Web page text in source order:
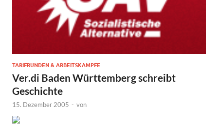
TARIFRUNDEN & ARBEITSKÄMPFE
Ver.di Baden Württemberg schreibt
Geschichte
15. Dezember 2005 - von